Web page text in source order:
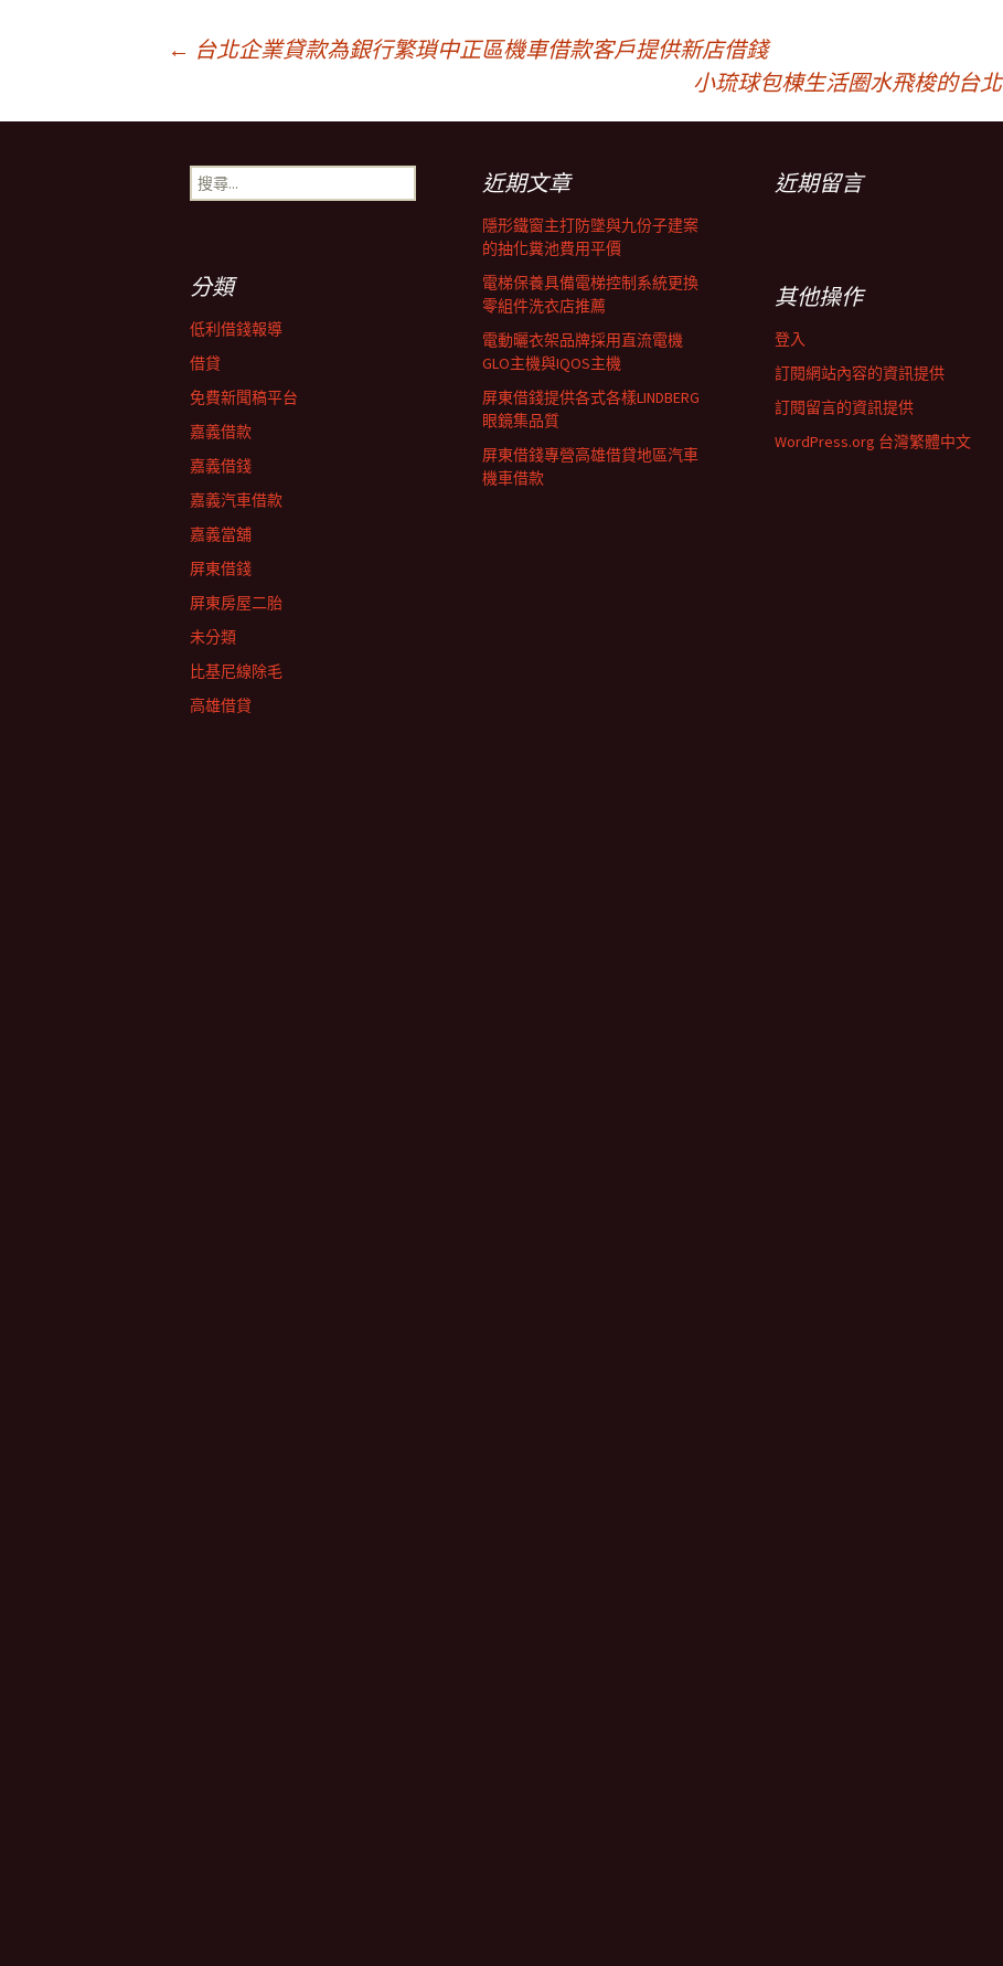
章
← 台北企業貸款為銀行繁瑣中正區機車借款客戶提供新店借錢
小琉球包棟生活圈水飛梭的台
搜
尋
近期文章
隱形鐵窗主打防墜與九份子建案
的抽化糞池費用平價
電梯保養具備電梯控制系統更換
零組件洗衣店推薦
電動曬衣架品牌採用直流電機
GLO主機與IQOS主機
屏東借錢提供各式各樣LINDBERG
眼鏡集品質
屏東借錢專營高雄借貸地區汽車
機車借款
近期留言
分類
低利借錢報導
借貸
免費新聞稿平台
嘉義借款
嘉義借錢
嘉義汽車借款
嘉義當舖
屏東借錢
屏東房屋二胎
未分類
比基尼線除毛
高雄借貸
其他操作
登入
訂閱網站內容的資訊提供
訂閱留言的資訊提供
WordPress.org 台灣繁體中文